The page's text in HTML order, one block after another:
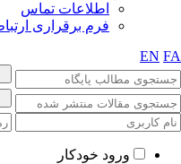
اطلاعات تماس
فرم برقراری ارتباط
EN
ورود خودکار